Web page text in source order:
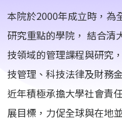
本院於2000年成立時，為
研究重點的學院， 結合清
技領域的管理課程與研究
技管理、科技法律及財務
近年積極承擔大學社會責
展目標，力促全球與在地